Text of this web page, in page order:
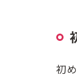
初